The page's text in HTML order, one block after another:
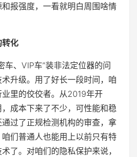
报强度，一看就明白周围啥情
转化
车、VIP车”装非法定位器的问
升级。用了好长一段时间，咱
里的佼佼者。从2019年开
成本下来了不少，可性能和稳
过了正规检测机构的审查，拿
们普通人也能用上以前只有特
了。对咱们的隐私保护来说，